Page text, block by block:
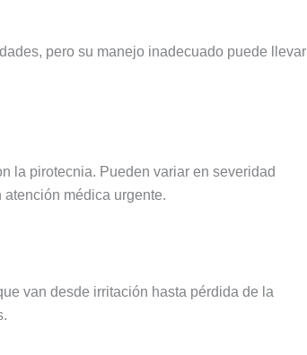
pero su manejo inadecuado puede llevar
la pirotecnia. Pueden variar en severidad
médica urgente.
van desde irritación hasta pérdida de la